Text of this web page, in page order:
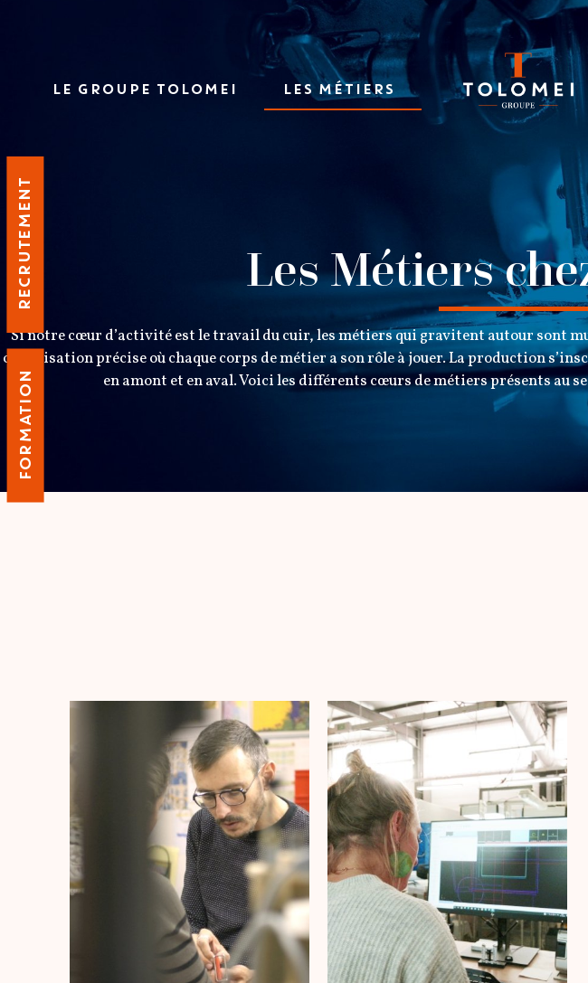
LE GROUPE TOLOMEI LES MÉTIERS
Les Métiers
Si notre cœur d’activité est le travail du cuir, les métiers qui gravitent autour sont
organisation précise où chaque corps de métier a son rôle à jouer. La production
en amont et en aval. Voici les différents cœurs de métiers présents au
RECRUTEMENT
FORMATION